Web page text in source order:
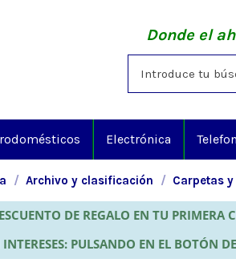
Donde el
Electrónica
Archivo y clasificación Carpetas
DE REGALO EN TU
PULSANDO EN EL BOTÓN